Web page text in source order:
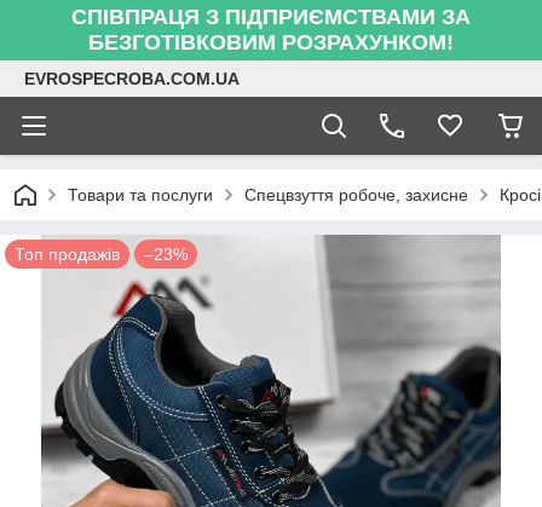
СПІВПРАЦЯ З ПІДПРИЄМСТВАМИ ЗА
БЕЗГОТІВКОВИМ РОЗРАХУНКОМ!
EVROSPECROBA.COM.UA
Товари та послуги Спецвзуття робоче, захисне
Топ продажів –23%